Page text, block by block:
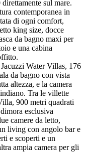
sul mare.
contemporanea in
di ogni comfort,
king size, docce
da bagno maxi per
e una cabina
Water Villas, 176
da bagno con vista
altezza, e la camera
Tra le villette
900 metri quadrati
esclusiva
camere da letto,
living con angolo bar e
e scoperti e un
ampia camera per gli